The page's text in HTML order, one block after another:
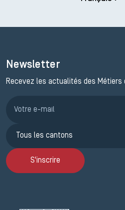
Newsletter
Recevez les actualités des Métiers
S'inscrire